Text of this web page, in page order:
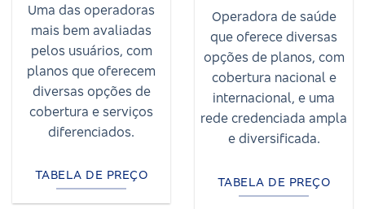
Uma das operadoras
mais bem avaliadas
pelos usuários, com
planos que oferecem
diversas opções de
cobertura e serviços
diferenciados.
TABELA DE PREÇO
Operadora de saúde
que oferece diversas
opções de planos, com
cobertura nacional e
internacional, e uma
rede credenciada ampla
e diversificada.
TABELA DE PREÇO